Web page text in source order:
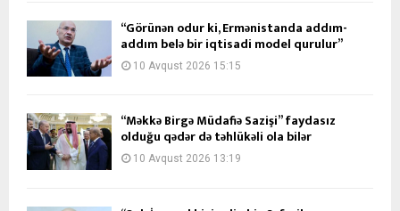
“Görünən odur ki, Ermənistanda addım-
addım belə bir iqtisadi model qurulur”
10 Avqust 2026 15:15
“Məkkə Birgə Müdafiə Sazişi” faydasız
olduğu qədər də təhlükəli ola bilər
10 Avqust 2026 13:19